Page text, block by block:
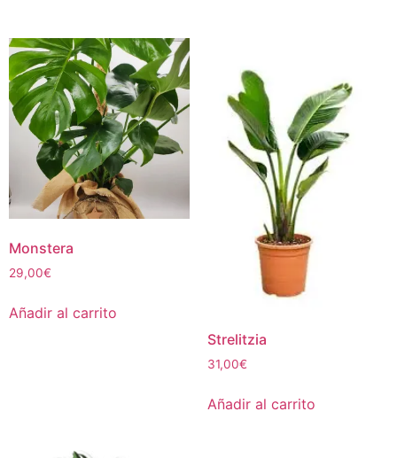
Monstera
29,00€
Añadir al carrito
Strelitzia
31,00€
Añadir al carrito